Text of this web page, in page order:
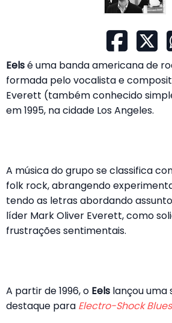
Eelsé uma banda americana de
formada pelo vocalista e
Everett (também conhecido
em 1995, na cidade Los Angeles.
A música do grupo se classifica
folk rock, abrangendo
tendo as letras abordando
líder Mark Oliver Everett, como
frustrações sentimentais.
A partir de 1996, o Eels lançou uma
destaque para Electro-Shock Blues